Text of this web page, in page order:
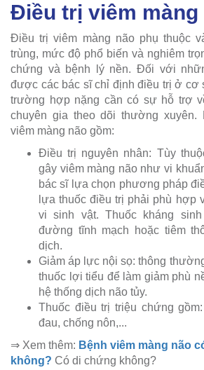
Điều trị viêm màng
Điều trị viêm màng não phụ thuộc
trùng, mức độ phổ biến và nghiêm
chứng và bệnh lý nền. Đối với
được các bác sĩ chỉ định điều trị ở cơ
trường hợp nặng cần có sự hỗ trợ
chuyên gia theo dõi thường xuyên.
viêm màng não gồm:
Điều trị nguyên nhân: Tùy
gây viêm màng não như vi
bác sĩ lựa chọn phương pháp
lựa thuốc điều trị phải phù hợp
vi sinh vật. Thuốc kháng
đường tĩnh mạch hoặc tiêm
dịch.
Giảm áp lực nội sọ: thông
thuốc lợi tiểu để làm giảm phù
hệ thống dịch não tủy.
Thuốc điều trị triệu chứng
đau, chống nôn,...
⇒ Xem thêm: Bệnh viêm màng não
không? Có di chứng không?